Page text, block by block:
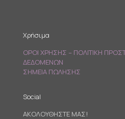
Χρήσιμα
ΟΡΟΙ ΧΡΗΣΗΣ – ΠΟΛΙΤΙΚΗ
ΔΕΔΟΜΕΝΩΝ
ΣΗΜΕΙΑ ΠΩΛΗΣΗΣ
Social
ΑΚΟΛΟΥΘΗΣΤΕ ΜΑΣ!